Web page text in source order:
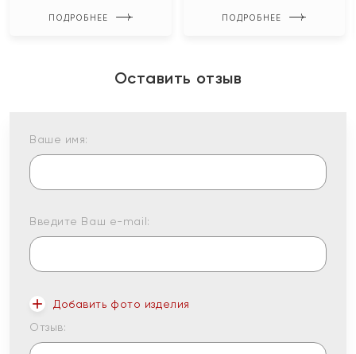
ПОДРОБНЕЕ ПОДРОБНЕЕ
Оставить отзыв
Ваше имя:
Введите Ваш e-mail:
Добавить фото изделия
Отзыв: